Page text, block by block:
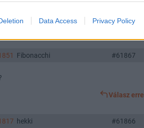
Data Access Privacy Policy
Fibonacchi #61867
Válasz erre
hekki #61866